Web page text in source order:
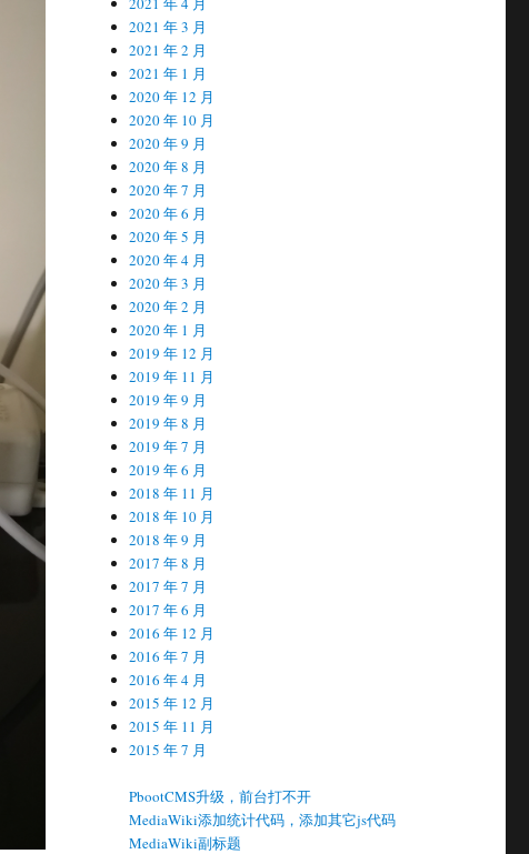
2021 年 3 月
2021 年 2 月
2021 年 1 月
2020 年 12 月
2020 年 10 月
2020 年 9 月
2020 年 8 月
2020 年 7 月
2020 年 6 月
2020 年 5 月
2020 年 4 月
2020 年 3 月
2020 年 2 月
2020 年 1 月
2019 年 12 月
2019 年 11 月
2019 年 9 月
2019 年 8 月
2019 年 7 月
2019 年 6 月
2018 年 11 月
2018 年 10 月
2018 年 9 月
2017 年 8 月
2017 年 7 月
2017 年 6 月
2016 年 12 月
2016 年 7 月
2016 年 4 月
2015 年 12 月
2015 年 11 月
2015 年 7 月
PbootCMS升级，前台打不开
MediaWiki添加统计代码，添加其它js代码
MediaWiki副标题